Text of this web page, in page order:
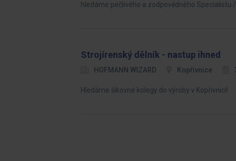
hledáme pečlivého a zodpovědného Specialistu /
Strojírenský dělník - nastup ihned
HOFMANN WIZARD Kopřivnice
Hledáme šikovné kolegy do výroby v Kopřivnici!